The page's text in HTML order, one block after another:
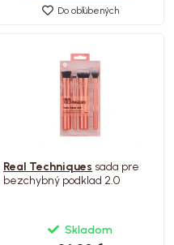
Do obľúbených
Real Techniques sada pre
bezchybný podklad 2.0
Skladom